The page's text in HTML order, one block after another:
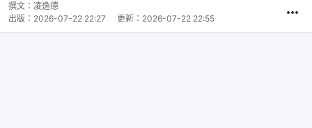
撰文： 凌逸德
出版： 2026-07-22 22:27 更新： 2026-07-22 22:55